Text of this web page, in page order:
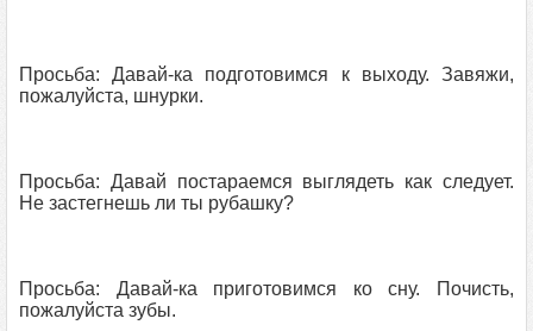
Просьба: Давай-ка подготовимся к выходу. Завяжи,
пожалуйста, шнурки.
Просьба: Давай постараемся выглядеть как следует.
Не застегнешь ли ты рубашку?
Просьба: Давай-ка приготовимся ко сну. Почисть,
пожалуйста зубы.